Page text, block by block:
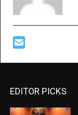
EDITOR PICKS